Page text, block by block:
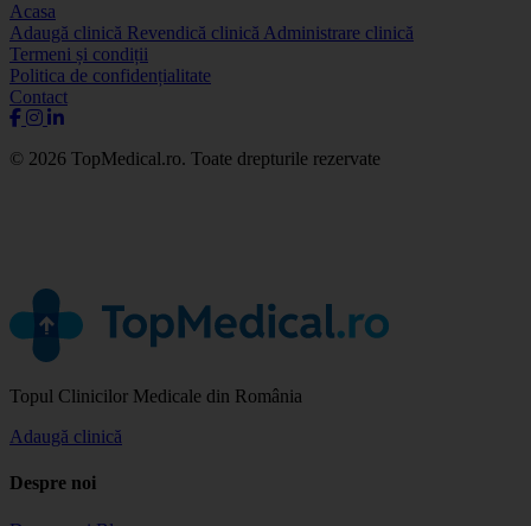
Acasa
Adaugă clinică Revendică clinică Administrare clinică
Termeni și condiții
Politica de confidențialitate
Contact
© 2026 TopMedical.ro. Toate drepturile rezervate
Topul Clinicilor Medicale din România
Adaugă clinică
Despre noi